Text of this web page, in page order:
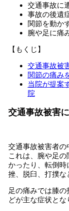
交通事故に
事故の後遺
関節を動か
腕や足に痛
【もくじ】
交通事故被
関節の痛み
当院が提案
院
交通事故被害
交通事故被害者の
これは、腕や足
かったり、転倒
挫、脱臼、打撲な
足の痛みでは膝
どが主な症状とな